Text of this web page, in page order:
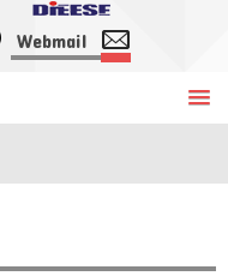
Webmail